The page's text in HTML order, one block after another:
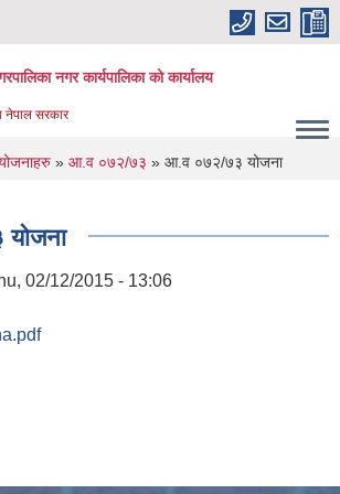
नगर कार्यपालिका को कार्यालय
सरकार
» आ.व ०७२/७३ » आ.व ०७२/७३ योजना
02/12/2015 - 13:06